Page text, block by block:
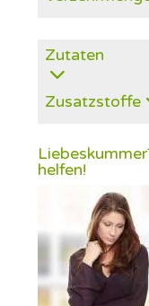
Zutaten
Zusatzstoffe
helfen!